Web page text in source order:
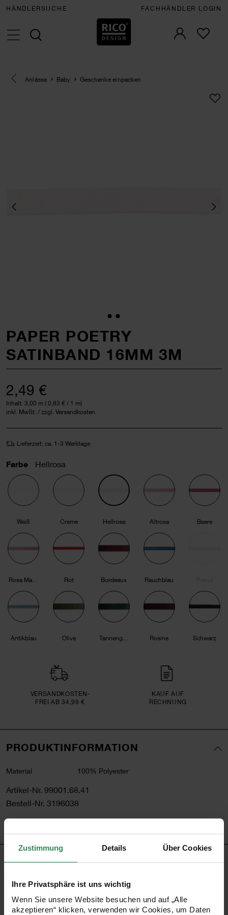
Zustimmung Details Über Cookies
Ihre Privatsphäre ist uns wichtig
Wenn Sie unsere Website besuchen und auf „Alle
akzeptieren“ klicken, verwenden wir Cookies, um Daten
HÄNDLERSUCHE FACHHÄNDLER LOGIN
Eine Kategorie zurück navigieren
Anlässe Baby Geschenke einpacken
PAPER POETRY
SATINBAND 16MM 3M
2,49 €
Inhalt: 3,00 m ( 0,83 € / 1 m)
inkl. MwSt. / zzgl. Versandkosten
Lieferzeit: ca. 1-3 Werktage
Farbe Hellrosa
Weiß Creme Hellrosa Altrosa Beere
Rot Bordeaux Rauchblau
Antikblau Olive Rosine Schwarz
VERSAND­KOSTEN­
FREI AB 34,99 €
KAUF AUF
RECHNUNG
PRODUKTINFORMATION
Material 100% Polyester
Artikel-Nr. 99001.68.41
Bestell-Nr. 3196038
PRODUKTBESCHREIBUNG
Setzen Sie Akzente! Als i-Tüpfelchen für Ihr Geschenk
bietet sich ein edles Dekoband aus Satin an. Dieses